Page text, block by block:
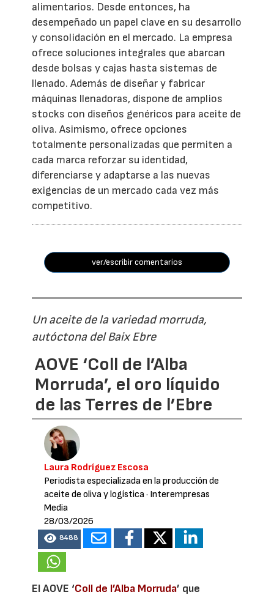
alimentarios. Desde entonces, ha
desempeñado un papel clave en su desarrollo
y consolidación en el mercado. La empresa
ofrece soluciones integrales que abarcan
desde bolsas y cajas hasta sistemas de
llenado. Además de diseñar y fabricar
máquinas llenadoras, dispone de amplios
stocks con diseños genéricos para aceite de
oliva. Asimismo, ofrece opciones
totalmente personalizadas que permiten a
cada marca reforzar su identidad,
diferenciarse y adaptarse a las nuevas
exigencias de un mercado cada vez más
competitivo.
ver/escribir comentarios
Un aceite de la variedad morruda,
autóctona del Baix Ebre
AOVE ‘Coll de l’Alba
Morruda’, el oro líquido
de las Terres de l’Ebre
Laura Rodríguez Escosa
Periodista especializada en la producción de
aceite de oliva y logística· Interempresas
Media
28/03/2026
8488
El AOVE ‘Coll de l’Alba Morruda’ que